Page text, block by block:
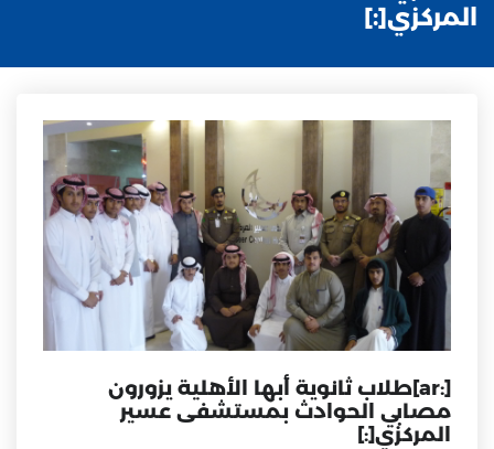
المركزي[:]
[:ar]طلاب ثانوية أبها الأهلية يزورون
مصابي الحوادث بمستشفى عسير
المركزي[:]